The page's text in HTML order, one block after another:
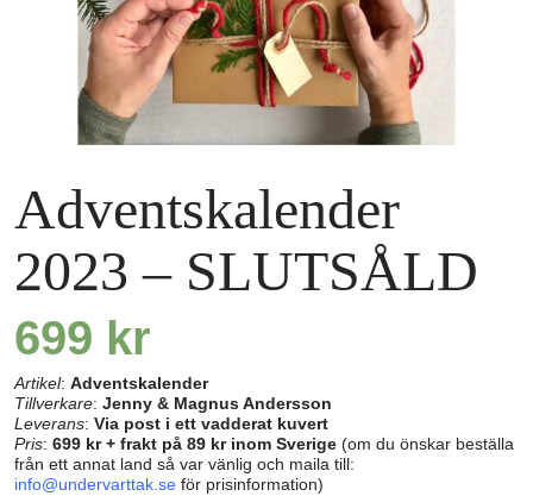
Adventskalender
2023 – SLUTSÅLD
699 kr
Artikel: Adventskalender
Tillverkare: Jenny & Magnus Andersson
Leverans: Via post i ett vadderat kuvert
Pris: 699 kr + frakt på 89 kr inom Sverige (om du önskar beställa
från ett annat land så var vänlig och maila till:
info@undervarttak.se för prisinformation)